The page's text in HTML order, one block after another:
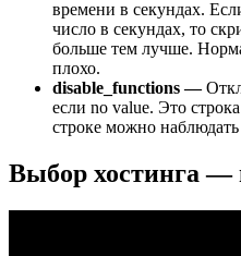
времени в секундах.
число в секундах, то
больше тем лучше.
плохо.
disable_functions —
если no value. Это
строке можно
Выбор хостинга —